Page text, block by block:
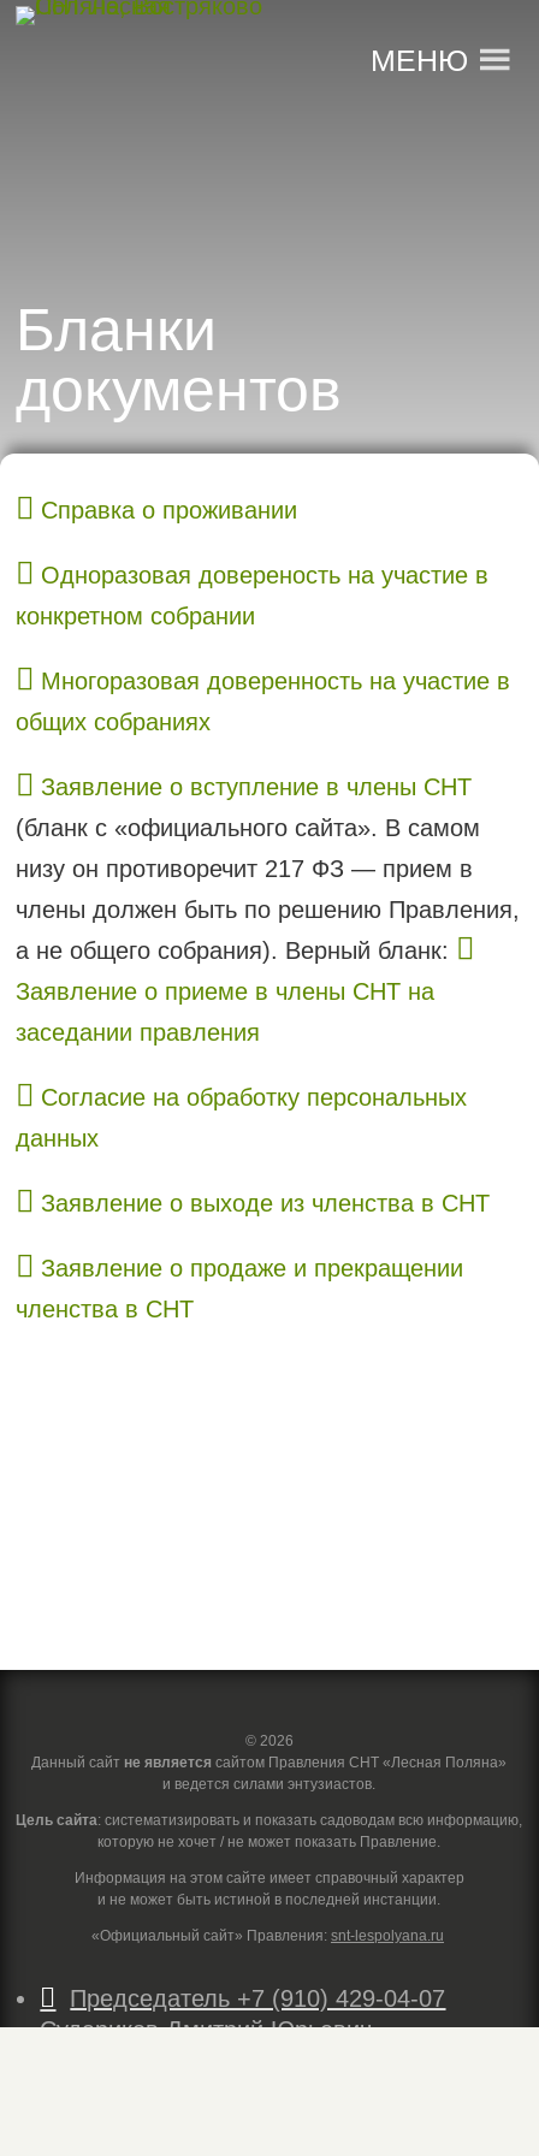
МЕНЮ
Бланки
документов
Справка о проживании
Одноразовая довереность на участие в
конкретном собрании
Многоразовая доверенность на участие в
общих собраниях
Заявление о вступление в члены СНТ
(бланк с «официального сайта». В самом
низу он противоречит 217 ФЗ — прием в
члены должен быть по решению Правления,
а не общего собрания). Верный бланк:
Заявление о приеме в члены СНТ на
заседании правления
Согласие на обработку персональных
данных
Заявление о выходе из членства в СНТ
Заявление о продаже и прекращении
членства в СНТ
© 2026
Данный сайт не является сайтом Правления СНТ «Лесная Поляна»
и ведется силами энтузиастов.
Цель сайта: систематизировать и показать садоводам всю информацию,
которую не хочет / не может показать Правление.
Информация на этом сайте имеет справочный характер
и не может быть истиной в последней инстанции.
«Официальный сайт» Правления: snt-lespolyana.ru

Председатель +7 (910) 429-04-07
Судариков Дмитрий Юрьевич